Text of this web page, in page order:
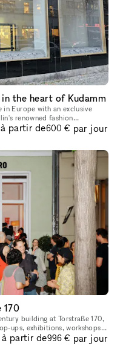
the heart of Kudamm
Europe with an exclusive
renowned fashion
boulevard. This is more than just a location; it's a statement. Situa
à partir de600 € par jour
170
building at Torstraße 170,
ups, exhibitions, workshops,
exper
à partir de996 € par jour